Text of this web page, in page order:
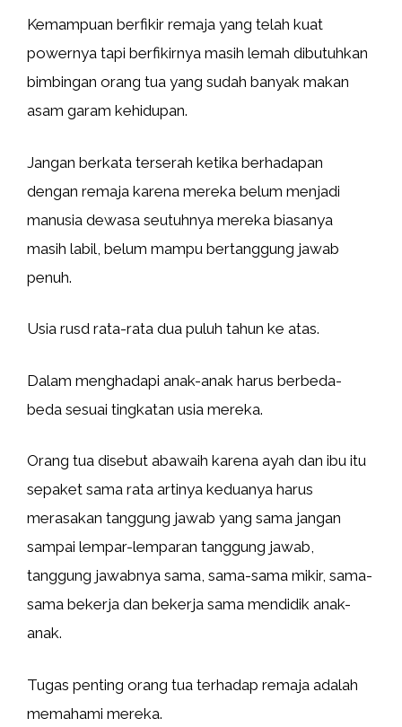
Kemampuan berfikir remaja yang telah kuat
powernya tapi berfikirnya masih lemah dibutuhkan
bimbingan orang tua yang sudah banyak makan
asam garam kehidupan.
Jangan berkata terserah ketika berhadapan
dengan remaja karena mereka belum menjadi
manusia dewasa seutuhnya mereka biasanya
masih labil, belum mampu bertanggung jawab
penuh.
Usia rusd rata-rata dua puluh tahun ke atas.
Dalam menghadapi anak-anak harus berbeda-
beda sesuai tingkatan usia mereka.
Orang tua disebut abawaih karena ayah dan ibu itu
sepaket sama rata artinya keduanya harus
merasakan tanggung jawab yang sama jangan
sampai lempar-lemparan tanggung jawab,
tanggung jawabnya sama, sama-sama mikir, sama-
sama bekerja dan bekerja sama mendidik anak-
anak.
Tugas penting orang tua terhadap remaja adalah
memahami mereka.